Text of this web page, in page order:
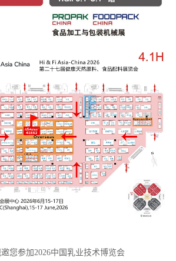
您参加2026中国乳业技术博览会